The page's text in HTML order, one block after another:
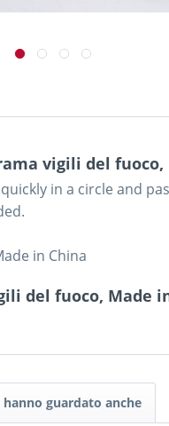
vigili del fuoco,
in a circle and
in China
del fuoco, Made
guardato anche